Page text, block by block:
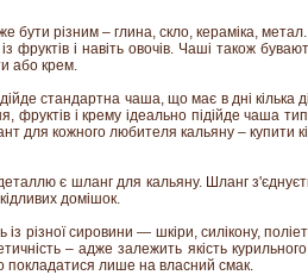
бути різним – глина, скло, кераміка,
із фруктів і навіть овочів. Чаші також
або крем.
стандартна чаша, що має в дні
фруктів і крему ідеально підійде чаша
для кожного любителя кальяну – купити
є шланг для кальяну. Шланг
домішок.
різної сировини — шкіри, силікону,
– адже залежить якість
покладатися лише на власний смак.